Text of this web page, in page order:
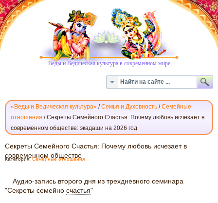
Веды и Ведическая культура в современном мире
«Веды и Ведическая культура» /Семья и Духовность /Семейные
отношения /Секреты Семейного Счастья: Почему любовь исчезает в
современном обществе: экадаши на 2026 год
СЕКРЕТЫ
СЕМЕЙНОГО
ЛЮБОВЬ
ИСЧЕЗАЕТ
Секреты Семейного Счастья: Почему любовь исчезает в
современном обществе
Категория:Семейные отношения
Аудио-запись второго дня из трехдневного семинара
"Секреты семейно счастья"